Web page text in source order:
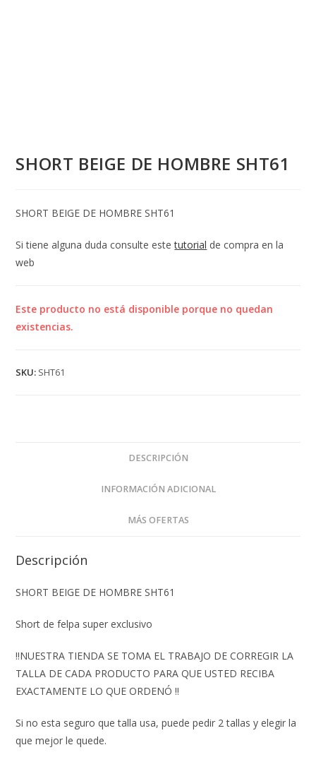
SHORT BEIGE DE HOMBRE SHT61
SHORT BEIGE DE HOMBRE SHT61
Si tiene alguna duda consulte estetutorial de compra en la
web
Este producto no está disponible porque no quedan
existencias.
SKU: SHT61
DESCRIPCIÓN
INFORMACIÓN ADICIONAL
MÁS OFERTAS
Descripción
SHORT BEIGE DE HOMBRE SHT61
Short de felpa super exclusivo
‼️NUESTRA TIENDA SE TOMA EL TRABAJO DE CORREGIR LA
TALLA DE CADA PRODUCTO PARA QUE USTED RECIBA
EXACTAMENTE LO QUE ORDENÓ ‼️
Si no esta seguro que talla usa, puede pedir 2 tallas y elegir la
que mejor le quede.